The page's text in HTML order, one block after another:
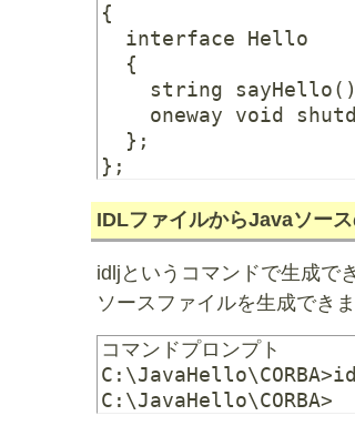
{
  interface Hello
  {
string
oneway void
  };
IDLファイルからJavaソー
idljというコマンドで生成で
ソースファイルを生成できま
コマンドプロンプト